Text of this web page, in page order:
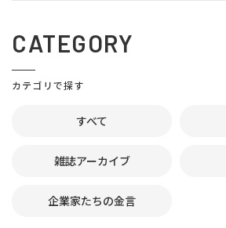
CATEGORY
カテゴリで探す
すべて
雑誌アーカイブ
企業家たちの金言